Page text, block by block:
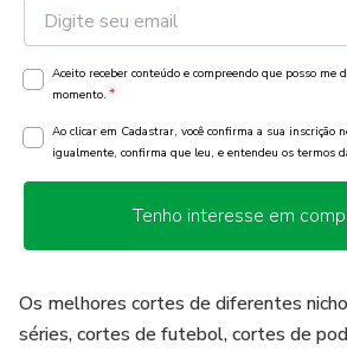
Aceito receber conteúdo e compreendo que posso me
momento. *
Ao clicar em Cadastrar, você confirma a sua inscrição
igualmente, confirma que leu, e entendeu os termos
Tenho interesse em
Os melhores cortes de diferentes
séries, cortes de futebol, cortes de